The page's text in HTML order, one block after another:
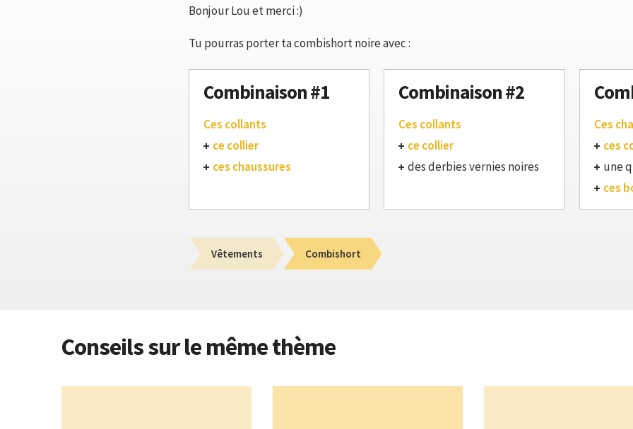
Bonjour Lou et merci :)
Tu pourras porter ta combishort noire avec :
Combinaison #1
Ces collants
ce collier
ces chaussures
Combinaison #2
Ces collants
ce collier
des derbies vernies noires
Ces
ces
une
ces
Vêtements Combishort
Conseils sur le même thème